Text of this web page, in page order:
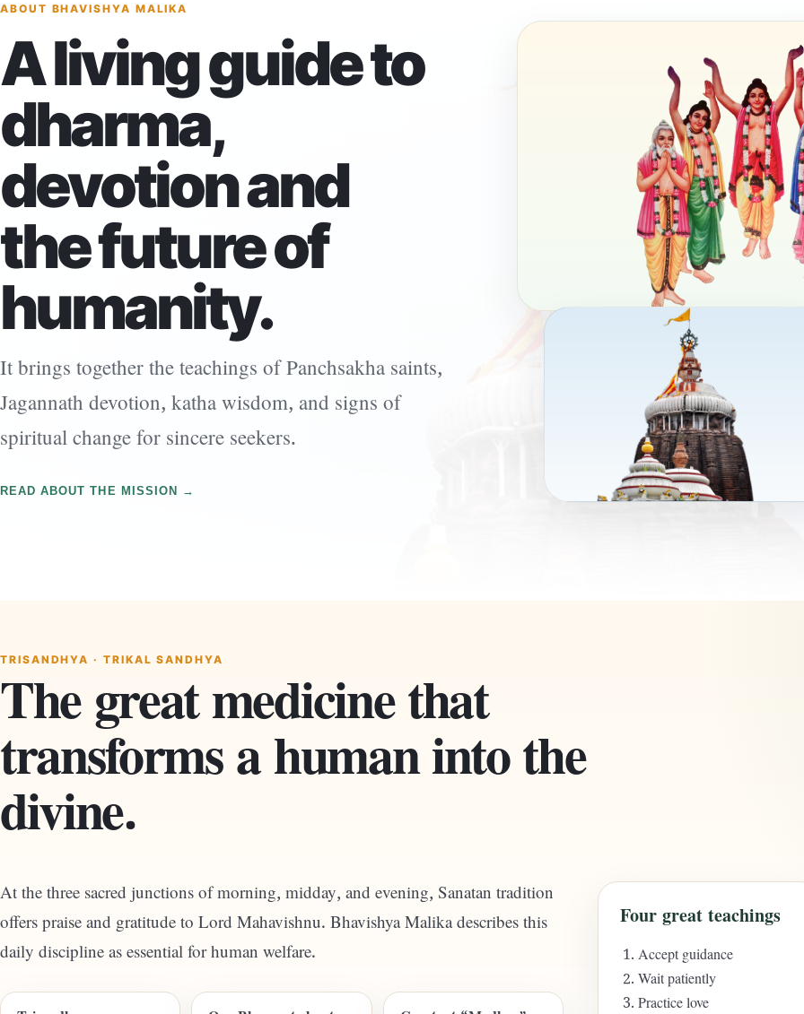
बना रहे।
ABOUT BHAVISHYA MALIKA
A living guide to
dharma,
devotion and
the future of
humanity.
It brings together the teachings of Panchsakha saints,
Jagannath devotion, katha wisdom, and signs of
spiritual change for sincere seekers.
READ ABOUT THE MISSION
TRISANDHYA · TRIKAL SANDHYA
The great medicine that
transforms a human into the
divine.
At the three sacred junctions of morning, midday, and evening, Sanatan tradition
offers praise and gratitude to Lord Mahavishnu. Bhavishya Malika describes this
daily discipline as essential for human welfare.
Four great teachings
Accept guidance
Wait patiently
Practice love